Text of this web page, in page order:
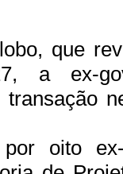
que
a ex-
transação
oito ex-